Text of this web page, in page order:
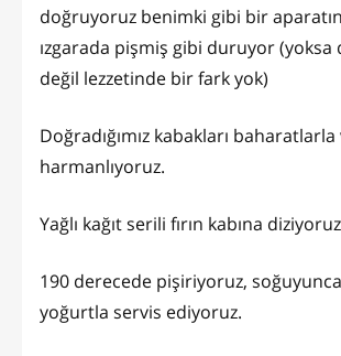
doğruyoruz benimki gibi bir
ızgarada pişmiş gibi duruyor (yoksa
değil lezzetinde bir fark yok)
Doğradığımız kabakları baharatlarla
harmanlıyoruz.
Yağlı kağıt serili fırın kabına diziyoruz
190 derecede pişiriyoruz, soğuyunca
yoğurtla servis ediyoruz.